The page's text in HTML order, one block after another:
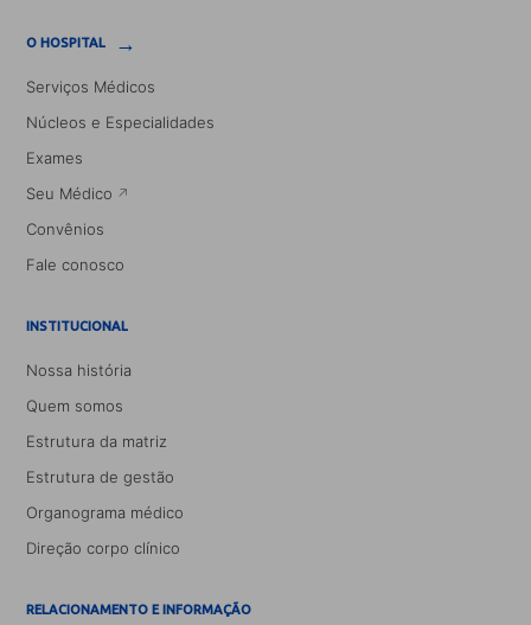
O HOSPITAL →
Serviços Médicos
Núcleos e Especialidades
Exames
Seu Médico
Convênios
Fale conosco
INSTITUCIONAL
Nossa história
Quem somos
Estrutura da matriz
Estrutura de gestão
Organograma médico
Direção corpo clínico
RELACIONAMENTO E INFORMAÇÃO